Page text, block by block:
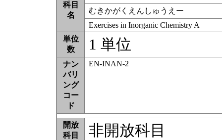
科目
名
むきかがくえんしゅうえー
Exercises in Inorganic Chemistry A
単位
数
1 単位
ナン
バリ
ング
コー
ド
EN-INAN-2
開放
科目
非開放科目